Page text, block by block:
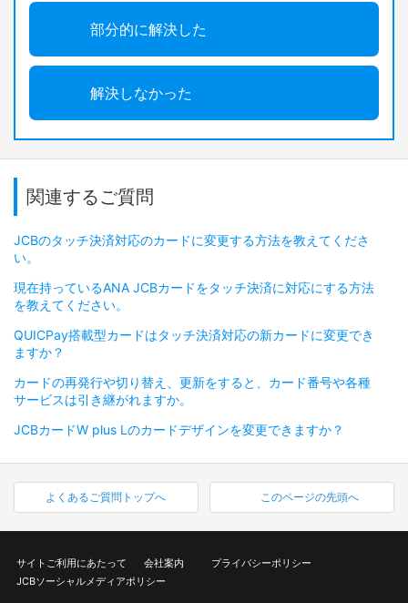
部分的に解決した
解決しなかった
関連するご質問
JCBのタッチ決済対応のカードに変更する方法を教えてくださ
い。
現在持っているANA JCBカードをタッチ決済に対応にする方法
を教えてください。
QUICPay搭載型カードはタッチ決済対応の新カードに変更でき
ますか？
カードの再発行や切り替え、更新をすると、カード番号や各種
サービスは引き継がれますか。
JCBカードW plus Lのカードデザインを変更できますか？
よくあるご質問トップへ このページの先頭へ
サイトご利用にあたって 会社案内
プライバシーポリシー
JCBソーシャルメディアポリシー